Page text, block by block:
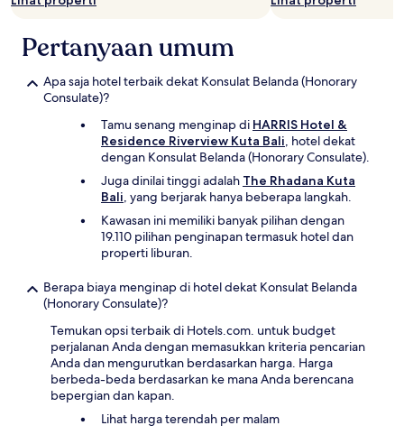
Pertanyaan umum
Apa saja hotel terbaik dekat Konsulat Belanda (Honorary
Consulate)?
Tamu senang menginap di HARRIS Hotel &
Residence Riverview Kuta Bali, hotel dekat
dengan Konsulat Belanda (Honorary Consulate).
Juga dinilai tinggi adalah The Rhadana Kuta
Bali, yang berjarak hanya beberapa langkah.
Kawasan ini memiliki banyak pilihan dengan
19.110 pilihan penginapan termasuk hotel dan
properti liburan.
Berapa biaya menginap di hotel dekat Konsulat Belanda
(Honorary Consulate)?
Temukan opsi terbaik di Hotels.com. untuk budget
perjalanan Anda dengan memasukkan kriteria pencarian
Anda dan mengurutkan berdasarkan harga. Harga
berbeda-beda berdasarkan ke mana Anda berencana
bepergian dan kapan.
Lihat harga terendah per malam